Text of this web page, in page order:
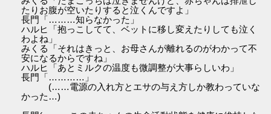
たりお腹が空いたりすると泣くんですよ」
長門「………知らなかった」
ハルヒ「抱っこしてて、ベットに移し変えたりしても泣く
わよね」
みくる「それはきっと、お母さんが離れるのがわかって不
安になるからですね」
ハルヒ「あとミルクの温度も微調整が大事らしいわ」
長門「…………」
(……電源の入れ方とエサの与え方しか教わっていな
かった…)